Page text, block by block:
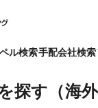
ル検索手配会社検索
探す（海外